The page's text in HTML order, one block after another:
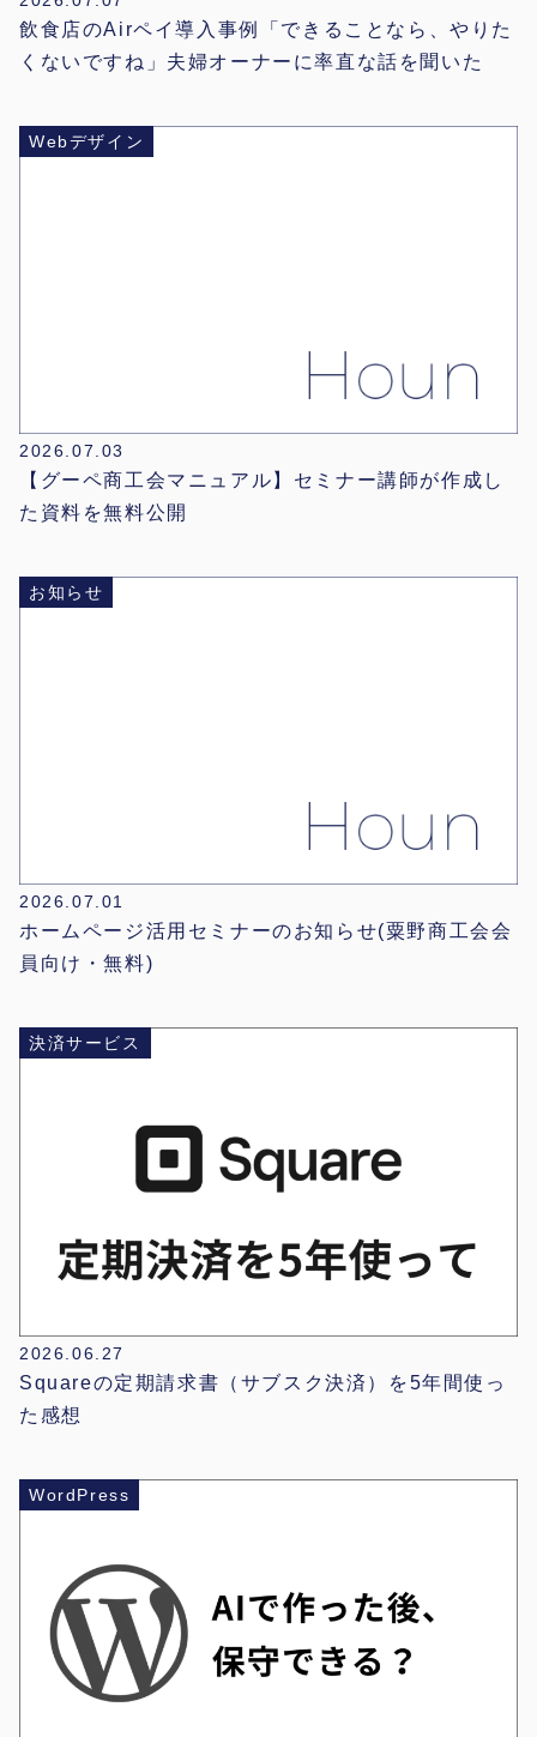
飲食店のAirペイ導入事例「できることなら、やりた
くないですね」夫婦オーナーに率直な話を聞いた
Webデザイン
2026.07.03
【グーペ商工会マニュアル】セミナー講師が作成し
た資料を無料公開
お知らせ
2026.07.01
ホームページ活用セミナーのお知らせ(粟野商工会会
員向け・無料)
決済サービス
2026.06.27
Squareの定期請求書（サブスク決済）を5年間使っ
た感想
WordPress